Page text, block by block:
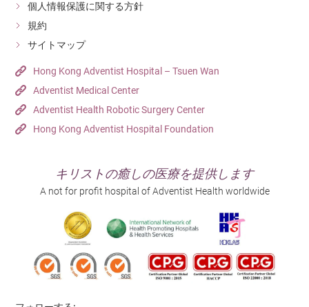
個人情報保護に関する方針
規約
サイトマップ
Hong Kong Adventist Hospital – Tsuen Wan
Adventist Medical Center
Adventist Health Robotic Surgery Center
Hong Kong Adventist Hospital Foundation
キリストの癒しの医療を提供します
A not for profit hospital of Adventist Health worldwide